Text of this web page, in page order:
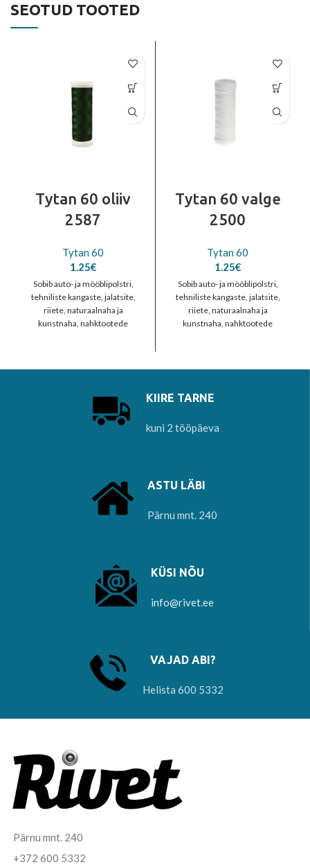
SEOTUD TOOTED
Tytan 60 oliiv
2587
Tytan 60
1.25€
Sobib auto- ja mööblipolstri,
tehniliste kangaste, jalatsite,
riiete, naturaalnaha ja
kunstnaha, nahktootede
Tytan 60 valge
2500
Tytan 60
1.25€
Sobib auto- ja mööblipolstri,
tehniliste kangaste, jalatsite,
riiete, naturaalnaha ja
kunstnaha, nahktootede
KIIRE TARNE
kuni 2 tööpäeva
ASTU LÄBI
Pärnu mnt. 240
KÜSI NÕU
info@rivet.ee
VAJAD ABI?
Helista 600 5332
Pärnu mnt. 240
+372 600 5332